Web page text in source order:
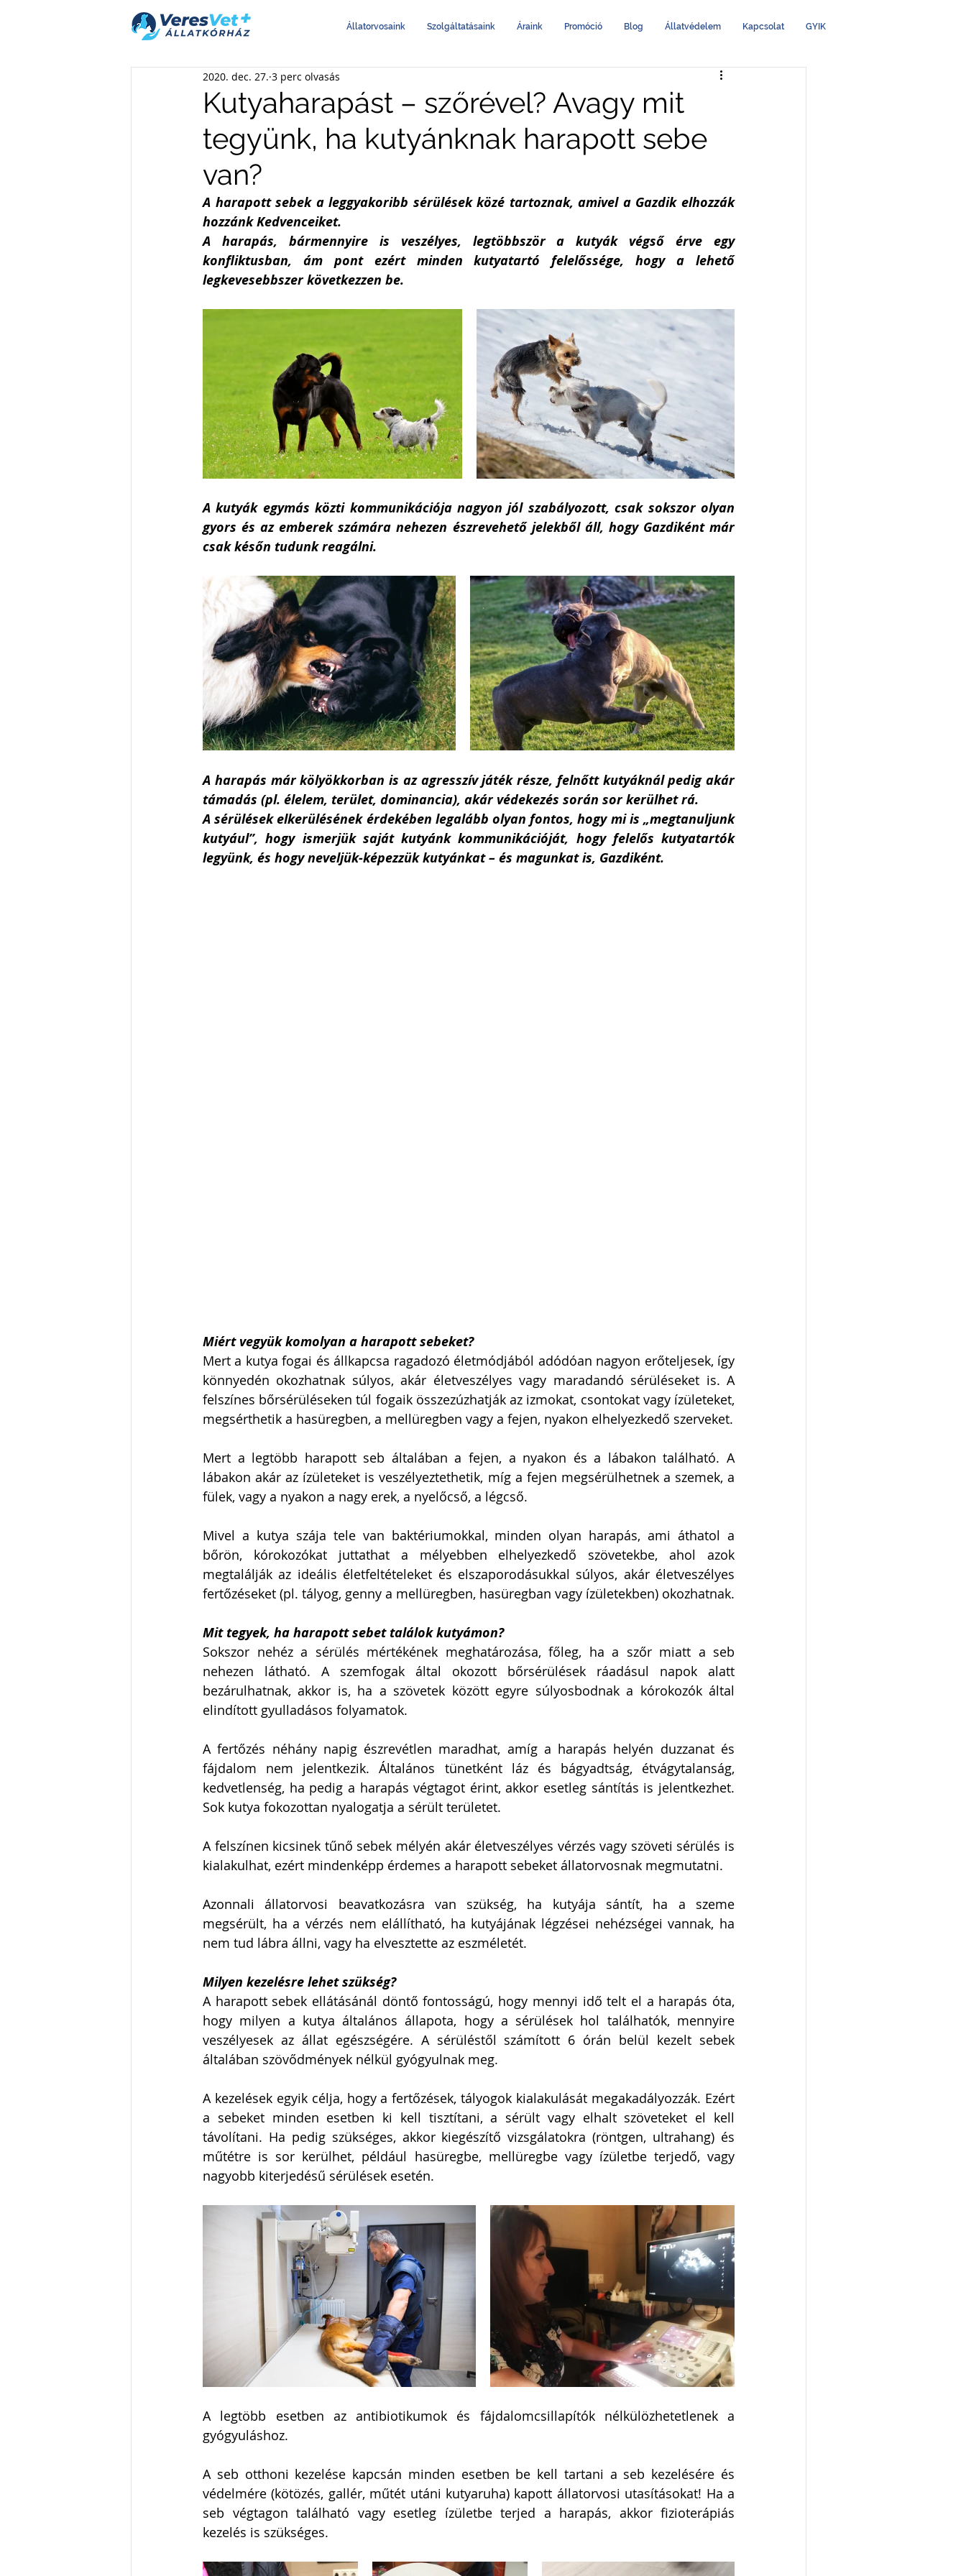
Állatorvosaink Szolgáltatásaink Áraink Promóció Blog Állatvédelem Kapcsolat GYIK
Kutyaharapást – szőrével? Avagy mit
tegyünk, ha kutyánknak harapott sebe
van?
2020. dec. 27. 3 perc olvasás
A harapott sebek a leggyakoribb sérülések közé tartoznak, amivel a Gazdik elhozzák
hozzánk Kedvenceiket.
A harapás, bármennyire is veszélyes, legtöbbször a kutyák végső érve egy
konfliktusban, ám pont ezért minden kutyatartó felelőssége, hogy a lehető
legkevesebbszer következzen be.
A kutyák egymás közti kommunikációja nagyon jól szabályozott, csak sokszor olyan
gyors és az emberek számára nehezen észrevehető jelekből áll, hogy Gazdiként már
csak későn tudunk reagálni.
A harapás már kölyökkorban is az agresszív játék része, felnőtt kutyáknál pedig akár
támadás (pl. élelem, terület, dominancia), akár védekezés során sor kerülhet rá.
A sérülések elkerülésének érdekében legalább olyan fontos, hogy mi is „megtanuljunk
kutyául”, hogy ismerjük saját kutyánk kommunikációját, hogy felelős kutyatartók
legyünk, és hogy neveljük-képezzük kutyánkat – és magunkat is, Gazdiként.
Miért vegyük komolyan a harapott sebeket?
Mert a kutya fogai és állkapcsa ragadozó életmódjából adódóan nagyon erőteljesek, így
könnyedén okozhatnak súlyos, akár életveszélyes vagy maradandó sérüléseket is. A
felszínes bőrsérüléseken túl fogaik összezúzhatják az izmokat, csontokat vagy ízületeket,
Mert a legtöbb harapott seb általában a fejen, a nyakon és a lábakon található. A
lábakon akár az ízületeket is veszélyeztethetik, míg a fejen megsérülhetnek a szemek, a
fülek, vagy a nyakon a nagy erek, a nyelőcső, a légcső.
Mivel a kutya szája tele van baktériumokkal, minden olyan harapás, ami áthatol a
bőrön, kórokozókat juttathat a mélyebben elhelyezkedő szövetekbe, ahol azok
megtalálják az ideális életfeltételeket és elszaporodásukkal súlyos, akár életveszélyes
Mit tegyek, ha harapott sebet találok kutyámon?
Sokszor nehéz a sérülés mértékének meghatározása, főleg, ha a szőr miatt a seb
nehezen látható. A szemfogak által okozott bőrsérülések ráadásul napok alatt
bezárulhatnak, akkor is, ha a szövetek között egyre súlyosbodnak a kórokozók által
elindított gyulladásos folyamatok.
A fertőzés néhány napig észrevétlen maradhat, amíg a harapás helyén duzzanat és
fájdalom nem jelentkezik. Általános tünetként láz és bágyadtság, étvágytalanság,
kedvetlenség, ha pedig a harapás végtagot érint, akkor esetleg sántítás is jelentkezhet.
Sok kutya fokozottan nyalogatja a sérült területet.
A felszínen kicsinek tűnő sebek mélyén akár életveszélyes vérzés vagy szöveti sérülés is
kialakulhat, ezért mindenképp érdemes a harapott sebeket állatorvosnak megmutatni.
Azonnali állatorvosi beavatkozásra van szükség, ha kutyája sántít, ha a szeme
megsérült, ha a vérzés nem elállítható, ha kutyájának légzései nehézségei vannak, ha
nem tud lábra állni, vagy ha elvesztette az eszméletét.
Milyen kezelésre lehet szükség?
A harapott sebek ellátásánál döntő fontosságú, hogy mennyi idő telt el a harapás óta,
hogy milyen a kutya általános állapota, hogy a sérülések hol találhatók, mennyire
veszélyesek az állat egészségére. A sérüléstől számított 6 órán belül kezelt sebek
általában szövődmények nélkül gyógyulnak meg.
A kezelések egyik célja, hogy a fertőzések, tályogok kialakulását megakadályozzák. Ezért
a sebeket minden esetben ki kell tisztítani, a sérült vagy elhalt szöveteket el kell
távolítani. Ha pedig szükséges, akkor kiegészítő vizsgálatokra (röntgen, ultrahang) és
műtétre is sor kerülhet, például hasüregbe, mellüregbe vagy ízületbe terjedő, vagy
nagyobb kiterjedésű sérülések esetén.
A legtöbb esetben az antibiotikumok és fájdalomcsillapítók nélkülözhetetlenek a
gyógyuláshoz.
A seb otthoni kezelése kapcsán minden esetben be kell tartani a seb kezelésére és
védelmére (kötözés, gallér, műtét utáni kutyaruha) kapott állatorvosi utasításokat! Ha a
seb végtagon található vagy esetleg ízületbe terjed a harapás, akkor fizioterápiás
kezelés is szükséges.